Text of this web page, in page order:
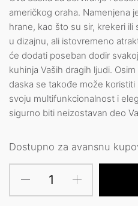
američkog oraha. Namenjena
hrane, kao što su sir, krekeri
u dizajnu, ali istovremeno
će dodati poseban dodir
kuhinja Vaših dragih ljudi.
daska se takođe može
svoju multifunkcionalnost i
sigurno biti neizostavan deo
Dostupno za avansnu